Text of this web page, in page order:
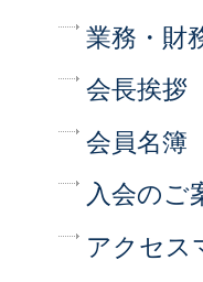
業務・財
会長挨拶
会員名簿
入会のご
アクセス